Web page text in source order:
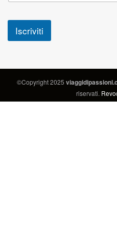
Iscriviti
©Copyright 2025
riservati.